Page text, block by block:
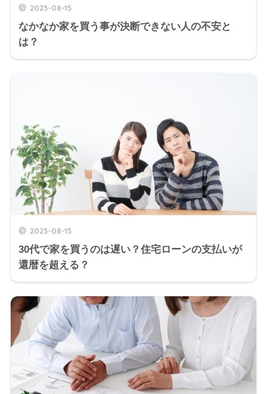
2023-08-15
なかなか家を買う事が決断できない人の不安と
は？
2023-08-15
30代で家を買うのは遅い？住宅ローンの支払いが
還暦を超える？